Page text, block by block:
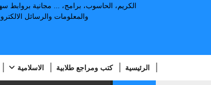
الكريم، الحاسوب، برامج، ... مجانية بروابط
والمعلومات والرسائل
الرئيسية كتب ومراجع طلابية الاسلامية